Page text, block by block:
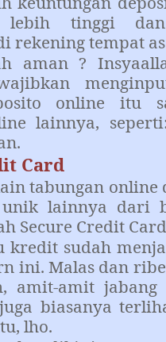
lebih tinggi
rekening tempat
aman ?
online itu
lainnya,
Card
tabungan online
lainnya dari
Secure Credit
sudah
ini. Malas dan
amit-amit jabang
biasanya
lho.